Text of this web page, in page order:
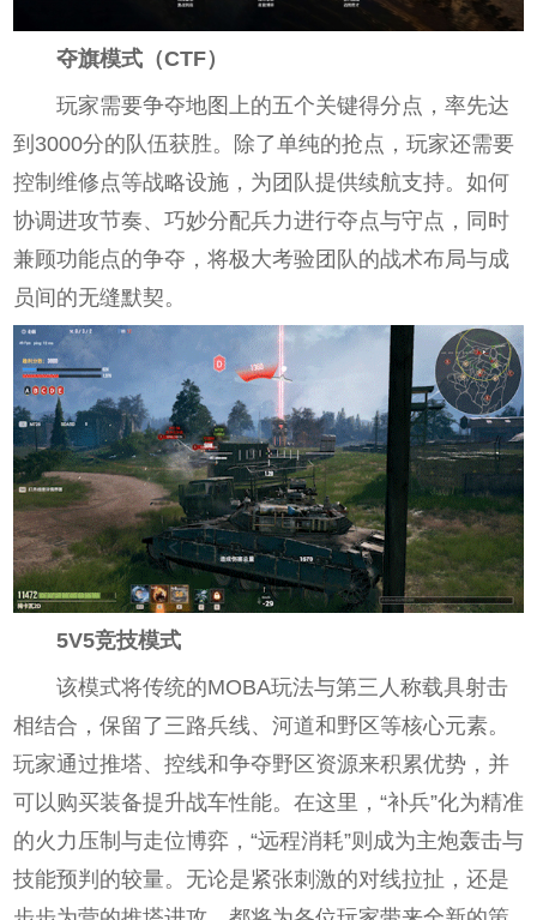
夺旗模式（CTF）
玩家需要争夺地图上的五个关键得分点，率先达
到3000分的队伍获胜。除了单纯的抢点，玩家还需要
控制维修点等战略设施，为团队提供续航支持。如何
协调进攻节奏、巧妙分配兵力进行夺点与守点，同时
兼顾功能点的争夺，将极大考验团队的战术布局与成
员间的无缝默契。
5V5竞技模式
该模式将传统的MOBA玩法与第三人称载具射击
相结合，保留了三路兵线、河道和野区等核心元素。
玩家通过推塔、控线和争夺野区资源来积累优势，并
可以购买装备提升战车性能。在这里，“补兵”化为精准
的火力压制与走位博弈，“远程消耗”则成为主炮轰击与
技能预判的较量。无论是紧张刺激的对线拉扯，还是